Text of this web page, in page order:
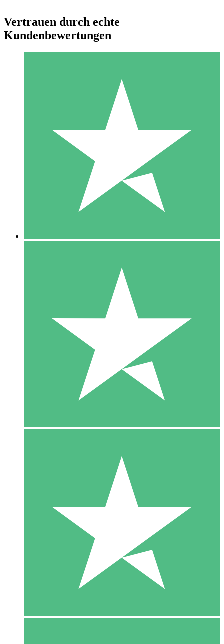
Individuelle Credit-Pakete
Zahlen Sie nach Bedarf mit Download-Credits. Keine
monatliche Verpflichtung erforderlich.
10 00
10 Downloads
20 00
Vertrauen durch echte
Kundenbewertungen